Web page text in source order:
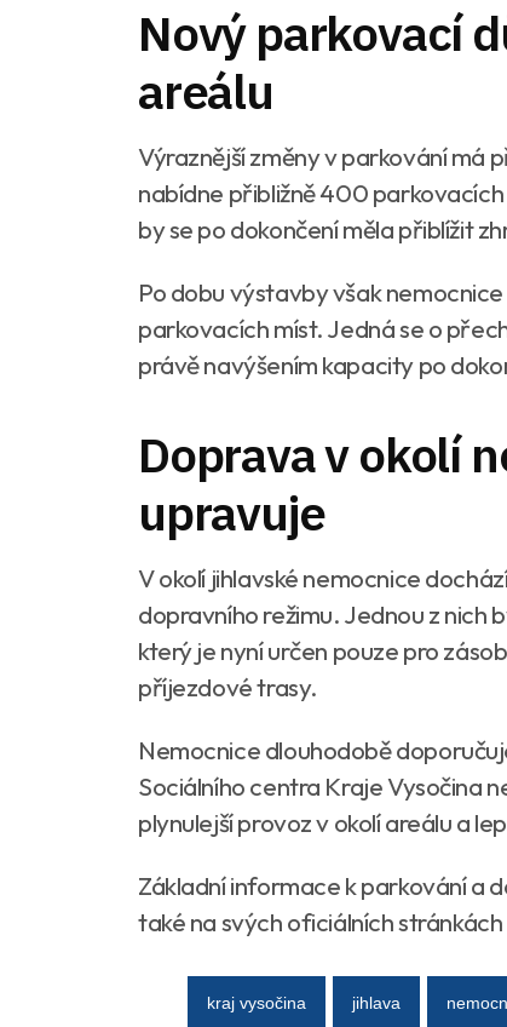
Nový parkovací
areálu
Výraznější změny v parkování má
nabídne přibližně 400
by se po dokončení měla přiblížit
Po dobu výstavby však
parkovacích míst. Jedná se o
právě navýšením kapacity po
Doprava v okolí
upravuje
V okolí jihlavské nemocnice
dopravního režimu. Jednou z nich
který je nyní určen pouze pro
příjezdové trasy.
Nemocnice dlouhodobě
Sociálního centra Kraje Vysočina
plynulejší provoz v okolí areálu a
Základní informace k parkování a
také na svých oficiálních
kraj vysočina jihlava